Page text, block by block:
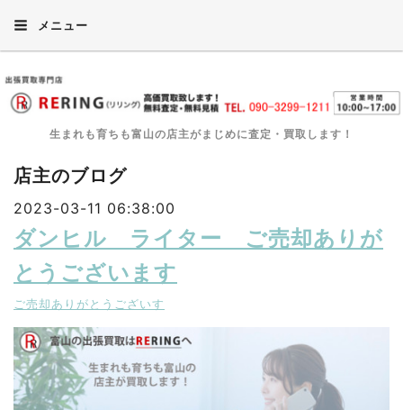
メニュー
生まれも育ちも富山の店主がまじめに査定・買取します！
店主のブログ
2023-03-11 06:38:00
ダンヒル ライター ご売却ありが
とうございます
ご売却ありがとうございす